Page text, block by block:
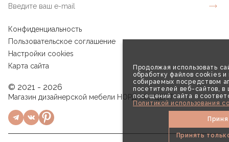
Продолжая использовать
обработку файлов cookies и
собираемых посредством
посетителей веб-сайтов, в
посещений сайта в
Политикой использования
Принять
Конфиденциальность
Пользовательское соглашение
Настройки cookies
Карта сайта
© 2021 - 2026
Магазин дизайнерской мебели НОРД КОНЦЕПТ